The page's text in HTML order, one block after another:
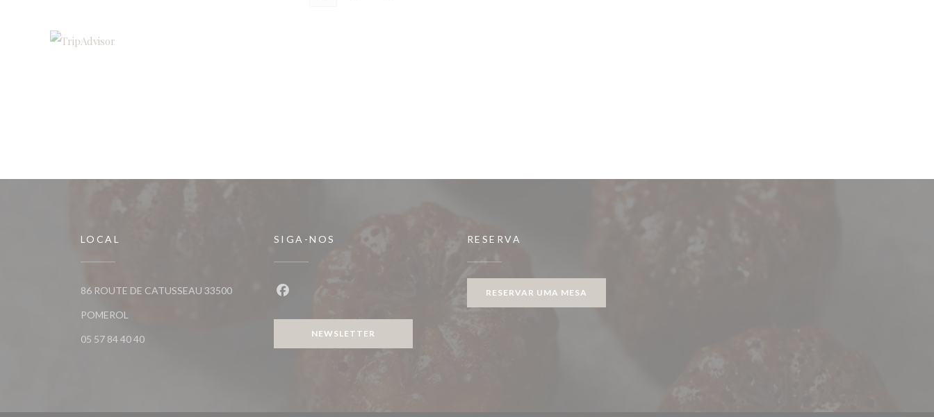
LOCAL
86 ROUTE DE CATUSSEAU 33500
POMEROL
05 57 84 40 40
SIGA-NOS
NEWSLETTER
RESERVA
RESERVAR UMA MESA